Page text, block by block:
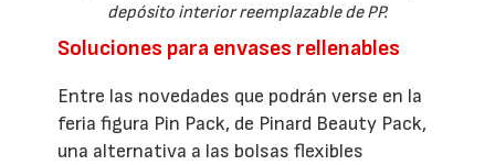
depósito interior reemplazable de PP.
Soluciones para envases rellenables
Entre las novedades que podrán verse en la
feria figura Pin Pack, de Pinard Beauty Pack,
una alternativa a las bolsas flexibles